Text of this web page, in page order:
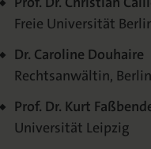
Freie Universität
Dr. Caroline Douhaire
Rechtsanwältin, Berlin
Prof. Dr. Kurt
Universität Leipzig